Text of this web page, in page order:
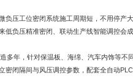
负压工位密闭系统施工周期短，不用停产
负压精准密闭、联动生产线智能调控会
多年，针对保温板、海绵、汽车内饰等不
密闭隔间与风压调控参数，配套全自动